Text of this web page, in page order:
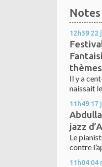
12h39 22
Il y a
naissait le
11h49 17
jazz
Le
contre
11h04 04